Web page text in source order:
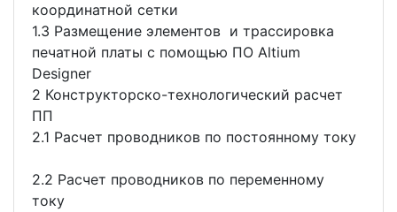
координатной сетки
1.3 Размещение элементов и трассировка
печатной платы с помощью ПО Altium
Designer
2 Конструкторско-технологический расчет
ПП
2.1 Расчет проводников по постоянному току
2.2 Расчет проводников по переменному
току